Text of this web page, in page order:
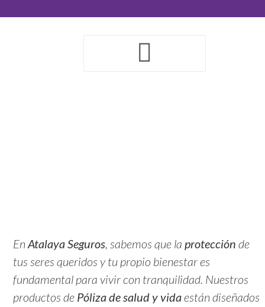
En Atalaya Seguros, sabemos que la protección de
tus seres queridos y tu propio bienestar es
fundamental para vivir con tranquilidad. Nuestros
productos de Póliza de salud y vidaestán diseñados